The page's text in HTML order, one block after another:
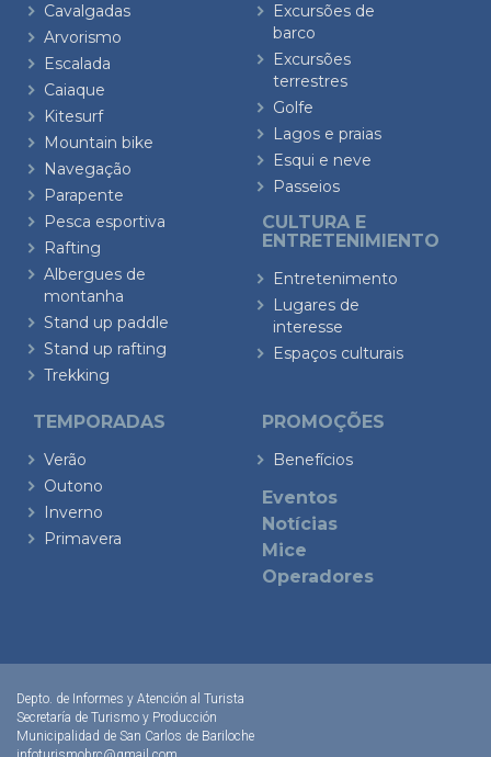
Cavalgadas
Arvorismo
Escalada
Caiaque
Kitesurf
Mountain bike
Navegação
Parapente
Pesca esportiva
Rafting
Albergues de
montanha
Stand up paddle
Stand up rafting
Trekking
Excursões de
barco
Excursões
terrestres
Golfe
Lagos e praias
Esqui e neve
Passeios
CULTURA E
ENTRETENIMIENTO
Entretenimento
Lugares de
interesse
Espaços culturais
TEMPORADAS
Verão
Outono
Inverno
Primavera
PROMOÇÕES
Benefícios
Eventos
Notícias
Mice
Operadores
Depto. de Informes y Atención al Turista
Secretaría de Turismo y Producción
Municipalidad de San Carlos de Bariloche